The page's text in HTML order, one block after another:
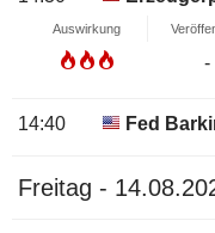
Auswirkung
-
14:40 Fed
Freitag -